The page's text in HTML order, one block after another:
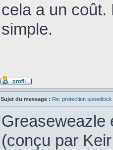
cela a un coût.
simple.
Sujet du message : Re: protection
Greaseweazle
(conçu par